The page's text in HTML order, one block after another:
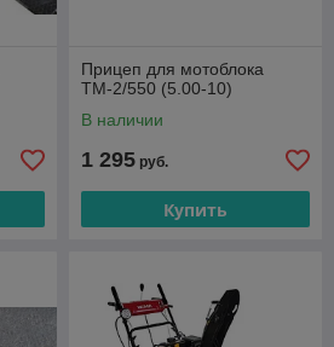
Прицеп для мотоблока
ТМ-2/550 (5.00-10)
В наличии
1 295 руб.
Купить